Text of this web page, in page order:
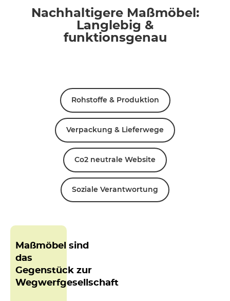
Nachhaltigere Maßmöbel:
Langlebig &
funktionsgenau
Rohstoffe & Produktion
Verpackung & Lieferwege
Co2 neutrale Website
Soziale Verantwortung
Maßmöbel sind
das
Gegenstück zur
Wegwerfgesellschaft